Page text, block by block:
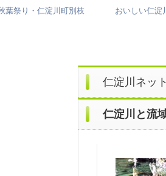
葉祭り・仁淀川町別枝 おいしい仁淀
仁淀川ネッ
仁淀川と流